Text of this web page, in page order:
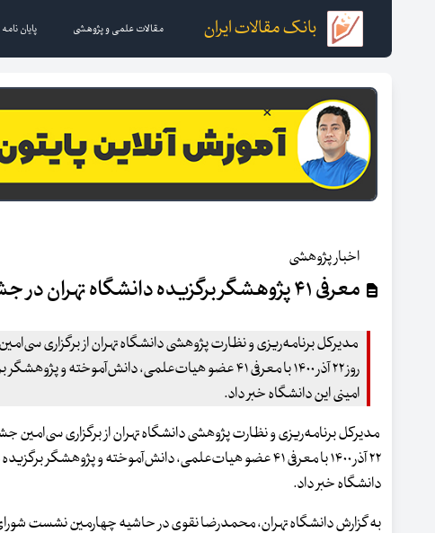
بانک مقالات ایران مقالات علمی و پژوهشی پایان
اخبار پژوهشی
معرفی ۴۱ پژوهشگر برگزیده دانشگاه تهران در جشنواره پژوهش و فناوری
مدیرکل برنامه‌ریزی و نظارت پژوهشی دانشگاه تهران از برگزاری
روز ۲۲ آذر ۱۴۰۰ با معرفی ۴۱ عضو هیات‌علمی، دانش‌آموخته و
امینی این دانشگاه خبر داد.
مدیرکل برنامه‌ریزی و نظارت پژوهشی دانشگاه تهران از برگزاری سی‌امین
۲۲ آذر ۱۴۰۰ با معرفی ۴۱ عضو هیات‌علمی، دانش‌آموخته و پژوهشگر
دانشگاه خبر داد.
به گزارش دانشگاه تهران، محمدرضا نقوی در حاشیه چهارمین نشست